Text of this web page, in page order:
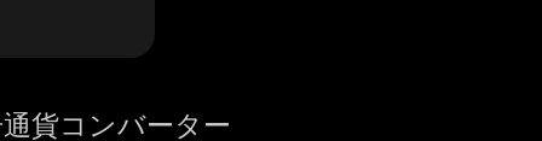
貨コンバーター